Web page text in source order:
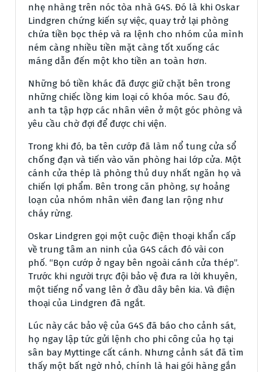
nhẹ nhàng trên nóc tòa nhà G4S. Đó là khi Oskar
Lindgren chứng kiến sự việc, quay trở lại phòng
chứa tiền bọc thép và ra lệnh cho nhóm của mình
ném càng nhiều tiền mặt càng tốt xuống các
máng dẫn đến một kho tiền an toàn hơn.
Những bó tiền khác đã được giữ chặt bên trong
những chiếc lồng kim loại có khóa móc. Sau đó,
anh ta tập hợp các nhân viên ở một góc phòng và
yêu cầu chờ đợi để được chi viện.
Trong khi đó, ba tên cướp đã làm nổ tung cửa sổ
chống đạn và tiến vào văn phòng hai lớp cửa. Một
cánh cửa thép là phòng thủ duy nhất ngăn họ và
chiến lợi phẩm. Bên trong căn phòng, sự hoảng
loạn của nhóm nhân viên đang lan rộng như
cháy rừng.
Oskar Lindgren gọi một cuộc điện thoại khẩn cấp
về trung tâm an ninh của G4S cách đó vài con
phố. “Bọn cướp ở ngay bên ngoài cánh cửa thép”.
Trước khi người trực đội bảo vệ đưa ra lời khuyên,
một tiếng nổ vang lên ở đầu dây bên kia. Và điện
thoại của Lindgren đã ngắt.
Lúc này các bảo vệ của G4S đã báo cho cảnh sát,
họ ngay lập tức gửi lệnh cho phi công của họ tại
sân bay Myttinge cất cánh. Nhưng cảnh sát đã tìm
thấy một bất ngờ nhỏ, chính là hai gói hàng gắn